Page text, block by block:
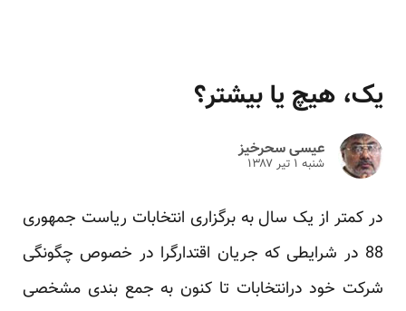
یک، هیچ یا بیشتر؟
عیسی سحرخیز
شنبه ۱ تير ۱۳۸۷
در کمتر از یک سال به برگزاری انتخابات ریاست جمهوری
88 در شرایطی که جریان اقتدارگرا در خصوص ‏چگونگی
شرکت خود درانتخابات تا کنون به جمع بندی مشخصی